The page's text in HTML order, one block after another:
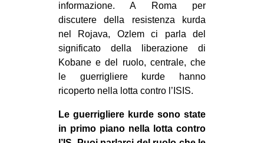
informazione. A Roma per
discutere della resistenza kurda
nel Rojava, Ozlem ci parla del
significato della liberazione di
Kobane e del ruolo, centrale, che
le guerrigliere kurde hanno
ricoperto nella lotta contro l’ISIS.
Le guerrigliere kurde sono state
in primo piano nella lotta contro